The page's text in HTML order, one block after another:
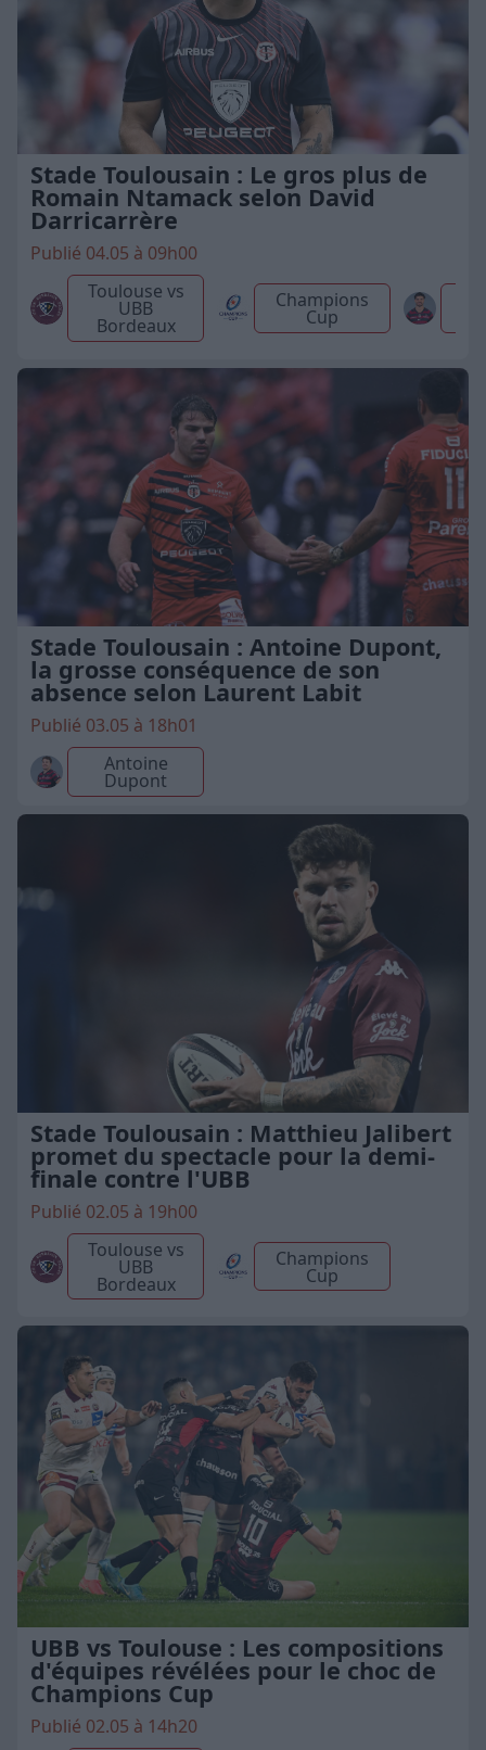
Stade Toulousain : Le gros plus de
Romain Ntamack selon David
Darricarrère
Publié 04.05 à 09h00
Toulouse vs
UBB
Bordeaux
Champions
Cup
Stade Toulousain : Antoine Dupont,
la grosse conséquence de son
absence selon Laurent Labit
Publié 03.05 à 18h01
Antoine
Dupont
Stade Toulousain : Matthieu Jalibert
promet du spectacle pour la demi-
finale contre l'UBB
Publié 02.05 à 19h00
Toulouse vs
UBB
Bordeaux
Champions
Cup
UBB vs Toulouse : Les compositions
d'équipes révélées pour le choc de
Champions Cup
Publié 02.05 à 14h20